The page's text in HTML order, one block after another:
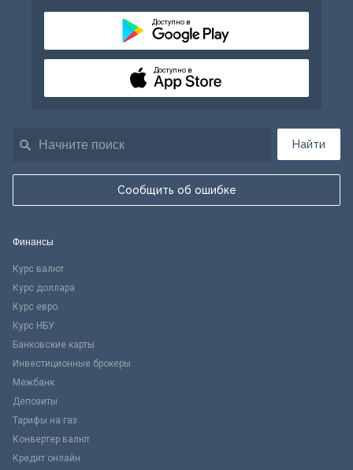
Найти
Сообщить об ошибке
Доступно в
Доступно в
Финансы
Курс валют
Курс доллара
Курс евро
Курс НБУ
Банковские карты
Инвестиционные брокеры
Межбанк
Депозиты
Тарифы на газ
Конвертер валют
Кредит онлайн